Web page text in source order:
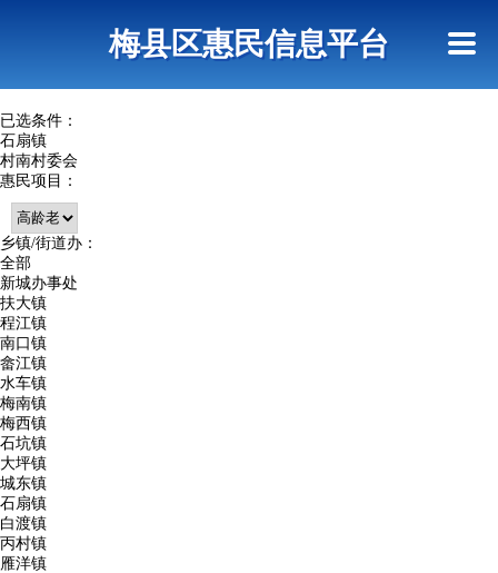
查询指引梅县区惠民信息平台
已选条件：
石扇镇
村南村委会
惠民项目：
乡镇/街道办：
全部
新城办事处
扶大镇
程江镇
南口镇
畲江镇
水车镇
梅南镇
梅西镇
石坑镇
大坪镇
城东镇
石扇镇
白渡镇
丙村镇
雁洋镇